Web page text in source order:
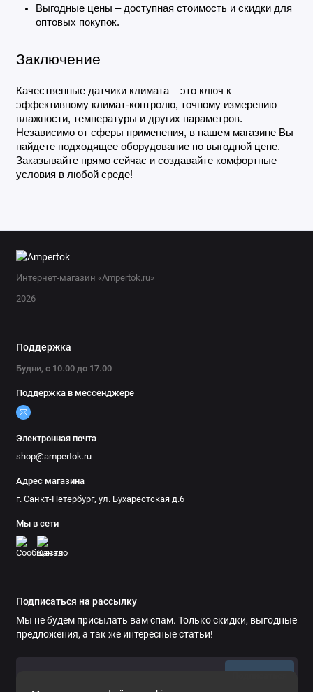
Выгодные цены – доступная стоимость и скидки для
оптовых покупок.
Заключение
Качественные датчики климата – это ключ к
эффективному климат-контролю, точному измерению
влажности, температуры и других параметров.
Независимо от сферы применения, в нашем магазине Вы
найдете подходящее оборудование по выгодной цене.
Заказывайте прямо сейчас и создавайте комфортные
условия в любой среде!
Интернет-магазин «Ampertok.ru»
2026
Поддержка
Будни, с 10.00 до 17.00
Поддержка в мессенджере
Электронная почта
shop@ampertok.ru
Адрес магазина
г. Санкт-Петербург, ул. Бухарестская д.6
Мы в сети
Подписаться на рассылку
Мы не будем присылать вам спам. Только скидки, выгодные
предложения, а так же интересные статьи!